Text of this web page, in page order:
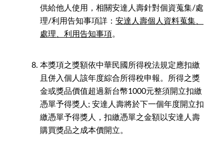
供給他人使用，相關安達人壽針對個資蒐集/處
理/利用告知事項詳： 安達人壽個人資料蒐集、
處理、利用告知事項。
本獎項之獎額依中華民國所得稅法規定應扣繳
且併入個人該年度綜合所得稅申報。所得之獎
金或獎品價值超過新台幣1000元整須開立扣繳
憑單予得獎人; 安達人壽將於下一個年度開立扣
繳憑單予得獎人，扣繳憑單之金額以安達人壽
購買獎品之成本價開立。